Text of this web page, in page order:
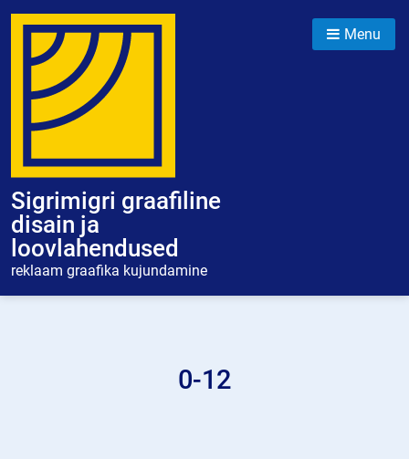
Skip
content
Sigrimigri graafiline
disain ja
loovlahendused
reklaam graafika kujundamine
Menu
0-12